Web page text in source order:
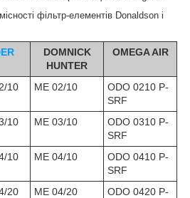
фільтр-елементів Donaldson і
DOMNICK
HUNTER
OMEGA AIR
10 ME 02/10
ODO 0210 P-
SRF
10 ME 03/10
ODO 0310 P-
SRF
10 ME 04/10
ODO 0410 P-
SRF
20 ME 04/20
ODO 0420 P-